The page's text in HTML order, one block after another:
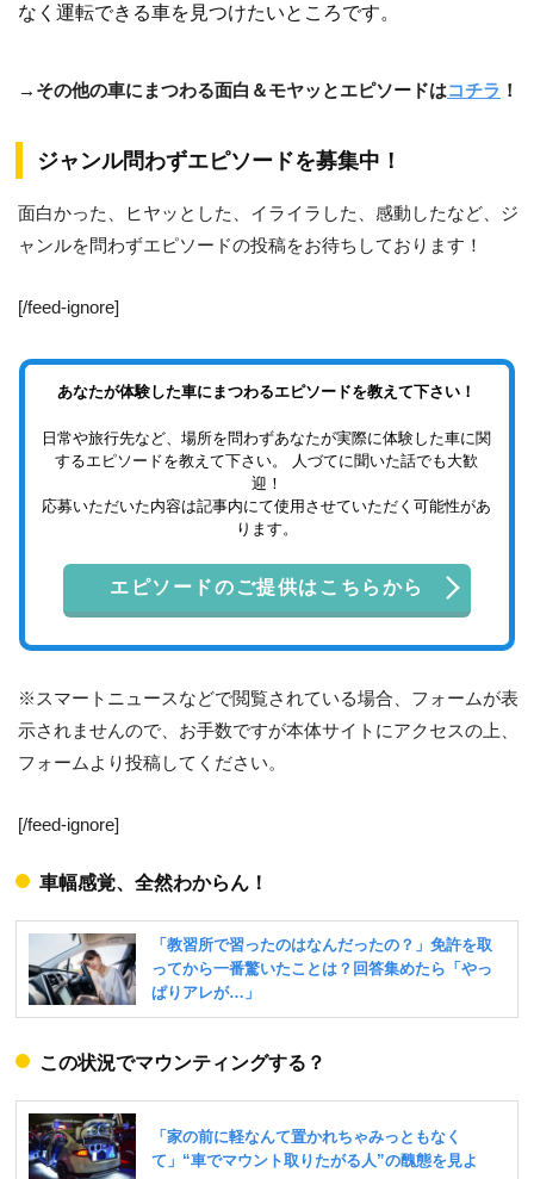
なく運転できる車を見つけたいところです。
→その他の車にまつわる面白＆モヤッとエピソードはコチラ ！
ジャンル問わずエピソードを募集中！
面白かった、ヒヤッとした、イライラした、感動したなど、ジ
ャンルを問わずエピソードの投稿をお待ちしております！
[/feed-ignore]
あなたが体験した車にまつわるエピソードを教えて下さい！
日常や旅行先など、場所を問わずあなたが実際に体験した車に関
するエピソードを教えて下さい。 人づてに聞いた話でも大歓
迎！
応募いただいた内容は記事内にて使用させていただく可能性があ
ります。
エピソードのご提供はこちらから
※スマートニュースなどで閲覧されている場合、フォームが表
示されませんので、お手数ですが本体サイトにアクセスの上、
フォームより投稿してください。
[/feed-ignore]
車幅感覚、全然わからん！
この状況でマウンティングする？